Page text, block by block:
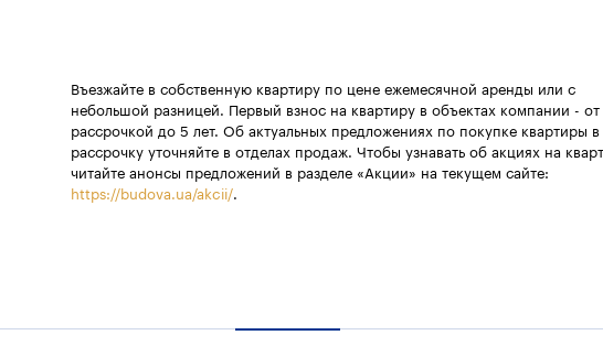
Въезжайте в собственную квартиру по цене ежемесячной аренды или с
небольшой разницей. Первый взнос на квартиру в объектах компании - от
рассрочкой до 5 лет. Об актуальных предложениях по покупке квартиры в
рассрочку уточняйте в отделах продаж. Чтобы узнавать об акциях на
читайте анонсы предложений в разделе «Акции» на текущем сайте:
https://budova.ua/akcii/.